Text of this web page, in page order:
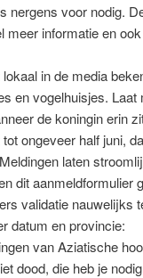
nergens voor nodig.
meer informatie en ook
in de media
en vogelhuisjes.
de koningin erin
ongeveer half juni,
laten
dit aanmeldformulier
validatie nauwelijks
datum en provincie:
van Aziatische
dood, die heb je